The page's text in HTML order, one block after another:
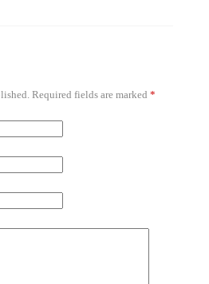
Required fields are marked *